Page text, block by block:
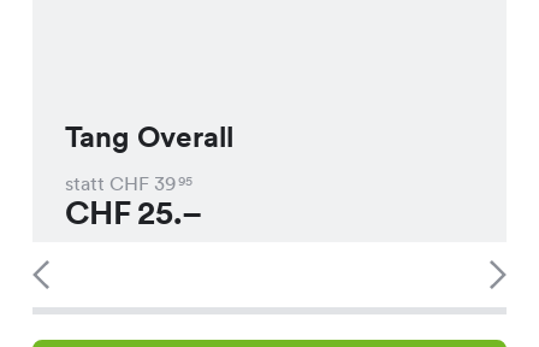
Tang Overall
statt CHF 3995
CHF25.–